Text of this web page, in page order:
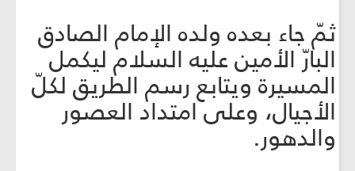
ثمّ جاء بعده ولده الإمام الصادق
البارّ الأمين عليه السلام ليكمل
المسيرة ويتابع رسم الطريق لكلّ
الأجيال، وعلى امتداد العصور
والدهور.